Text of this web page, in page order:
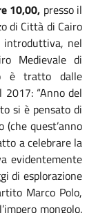
10,00, presso il
di Città di Cairo
introduttiva, nel
Medievale di
è tratto dalle
“Anno del
si è pensato di
quest’anno
a celebrare la
evidentemente
di esplorazione
Marco Polo,
mongolo.